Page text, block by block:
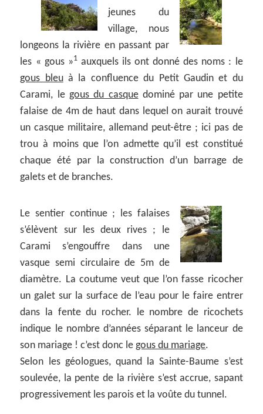
jeunes du
village, nous
longeons la rivière en passant par
les « gous »1auxquels ils ont donné des noms : le
gous bleuà la confluence du Petit Gaudin et du
Carami, le gous du casquedominé par une petite
falaise de 4m de haut dans lequel on aurait trouvé
un casque militaire, allemand peut-être ; ici pas de
trou à moins que l’on admette qu’il est constitué
chaque été par la construction d’un barrage de
galets et de branches.
Le sentier continue ; les falaises
s’élèvent sur les deux rives ; le
Carami s’engouffre dans une
vasque semi circulaire de 5m de
diamètre. La coutume veut que l’on fasse ricocher
un galet sur la surface de l’eau pour le faire entrer
dans la fente du rocher. le nombre de ricochets
indique le nombre d’années séparant le lanceur de
son mariage ! c’est donc legous du mariage.
Selon les géologues, quand la Sainte-Baume s’est
soulevée, la pente de la rivière s’est accrue, sapant
progressivement les parois et la voûte du tunnel.